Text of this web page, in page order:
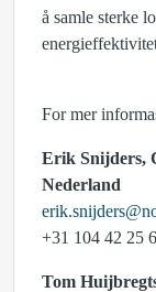
å samle sterke
For mer
Erik Snijders,
Nederland
+31 104 42 25
Tom